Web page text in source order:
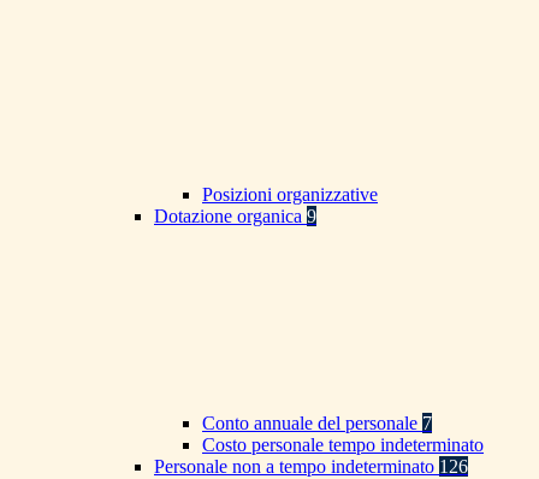
Posizioni organizzative
Dotazione organica 9
Conto annuale del personale 7
Costo personale tempo indeterminato
Personale non a tempo indeterminato 126